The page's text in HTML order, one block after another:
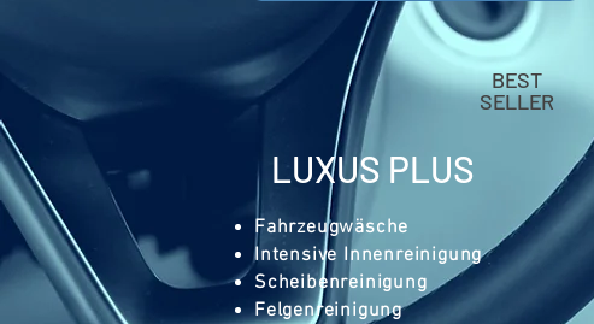
LUXUS PLUS
Fahrzeugwäsche
Intensive Innenreinigung
Scheibenreinigung
Felgenreinigung
BEST
SELLER